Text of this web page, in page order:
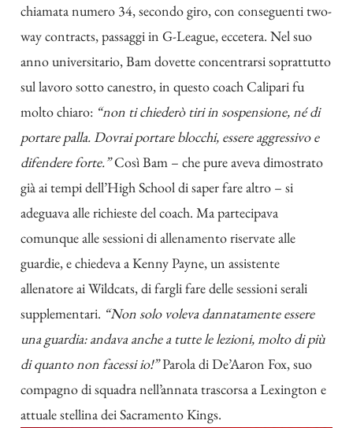
chiamata numero 34, secondo giro, con conseguenti two-
way contracts, passaggi in G-League, eccetera. Nel suo
anno universitario, Bam dovette concentrarsi soprattutto
sul lavoro sotto canestro, in questo coach Calipari fu
molto chiaro: “non ti chiederò tiri in sospensione, né di
portare palla. Dovrai portare blocchi, essere aggressivo e
difendere forte.”Così Bam – che pure aveva dimostrato
già ai tempi dell’High School di saper fare altro – si
adeguava alle richieste del coach. Ma partecipava
comunque alle sessioni di allenamento riservate alle
guardie, e chiedeva a Kenny Payne, un assistente
allenatore ai Wildcats, di fargli fare delle sessioni serali
supplementari. “Non solo voleva dannatamente essere
una guardia: andava anche a tutte le lezioni, molto di più
di quanto non facessi io!”Parola di De’Aaron Fox, suo
compagno di squadra nell’annata trascorsa a Lexington e
attuale stellina dei Sacramento Kings.